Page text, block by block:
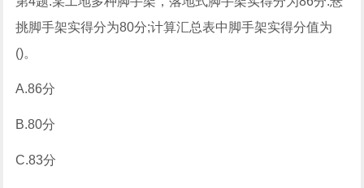
挑脚手架实得分为80分;计算汇总表中脚手架实得分值为
()。
A.86分
B.80分
C.83分